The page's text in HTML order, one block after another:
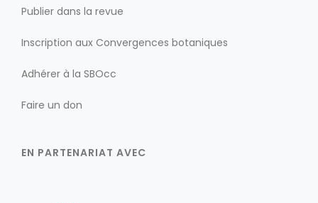
Publier dans la revue
Inscription aux Convergences botaniques
Adhérer à la SBOcc
Faire un don
EN PARTENARIAT AVEC